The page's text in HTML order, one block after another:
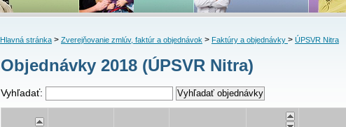
Hlavná stránka> Zverejňovanie zmlúv, faktúr a objednávok> Faktúry a objednávky > ÚPSVR Nitra
Objednávky 2018 (ÚPSVR Nitra)
Vyhľadať: